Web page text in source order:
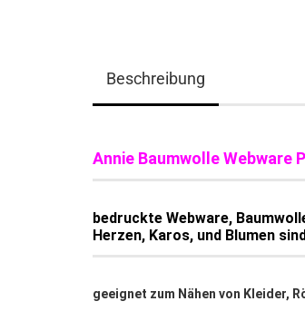
Beschreibung
Annie Baumwolle Webware
bedruckte Webware,
Herzen, Karos, und Blumen
geeignet zum Nähen von Kleider,